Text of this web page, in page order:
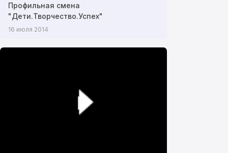
Профильная смена
"Дети.Творчество.Успех"
16 июля 2014